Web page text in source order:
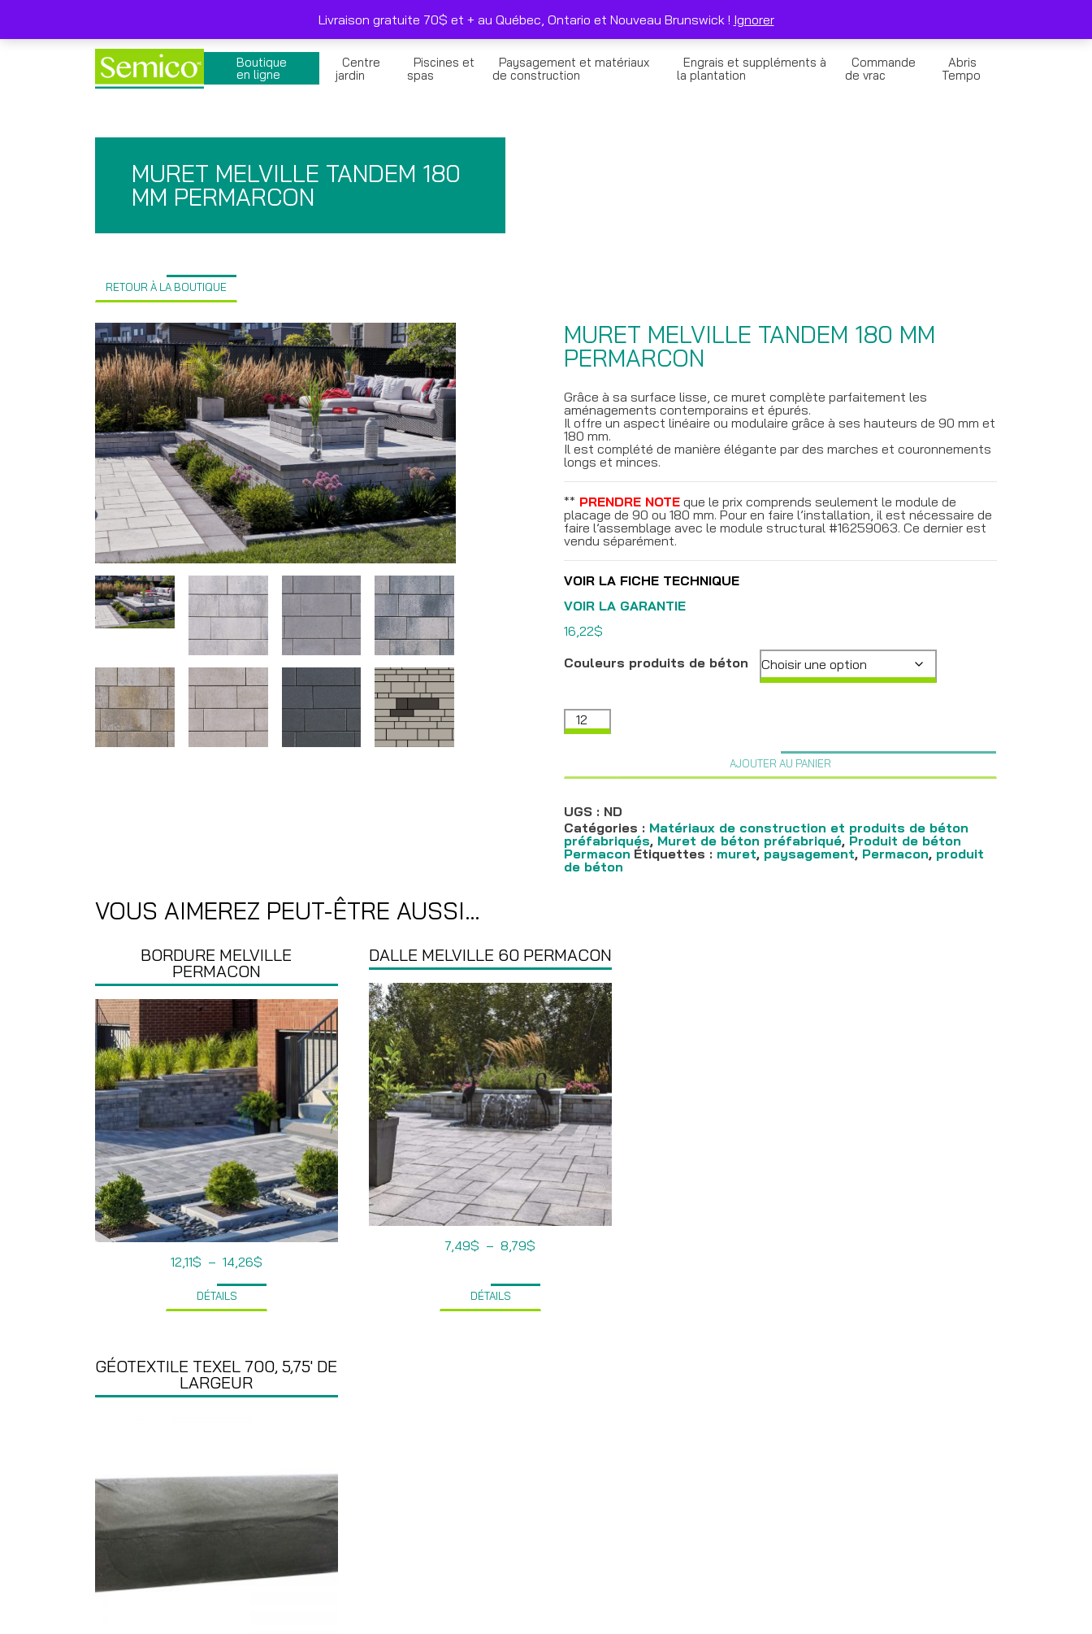
Livraison gratuite 249$ et + avant taxes , produits sélectionnés seulement Nous joindre Solde de la Carte Cadeau
Boutique
en ligne
Centre
jardin
Piscines et
spas
Paysagement et matériaux
de construction
Engrais et suppléments à
la plantation
Commande
de vrac
Abris
Tempo
MURET MELVILLE TANDEM 180
MM PERMARCON
RETOUR À LA BOUTIQUE
MURET MELVILLE TANDEM 180 MM
PERMARCON
Grâce à sa surface lisse, ce muret complète parfaitement les
aménagements contemporains et épurés.
Il offre un aspect linéaire ou modulaire grâce à ses hauteurs de 90 mm et
180 mm.
Il est complété de manière élégante par des marches et couronnements
longs et minces.
** PRENDRE NOTE que le prix comprends seulement le module de
placage de 90 ou 180 mm. Pour en faire l’installation, il est nécessaire de
faire l’assemblage avec le module structural #16259063. Ce dernier est
vendu séparément.
VOIR LA FICHE TECHNIQUE
VOIR LA GARANTIE
16,22$
Couleurs produits de béton
quantité
de
180
Permarcon
AJOUTER AU PANIER
UGS : ND
Catégories : Matériaux de construction et produits de béton
préfabriqués, Muret de béton préfabriqué, Produit de béton
Permacon Étiquettes : muret, paysagement, Permacon, produit
de béton
VOUS AIMEREZ PEUT-ÊTRE AUSSI…
BORDURE MELVILLE
PERMACON
12,11$ – 14,26$Plage
prix :
à
DÉTAILS
DALLE MELVILLE 60 PERMACON
7,49$ – 8,79$
7,49$
8,79$
DÉTAILS
GÉOTEXTILE TEXEL 700, 5,75′ DE
LARGEUR
Livraison gratuite 70$ et + au Québec, Ontario et Nouveau Brunswick ! Ignorer